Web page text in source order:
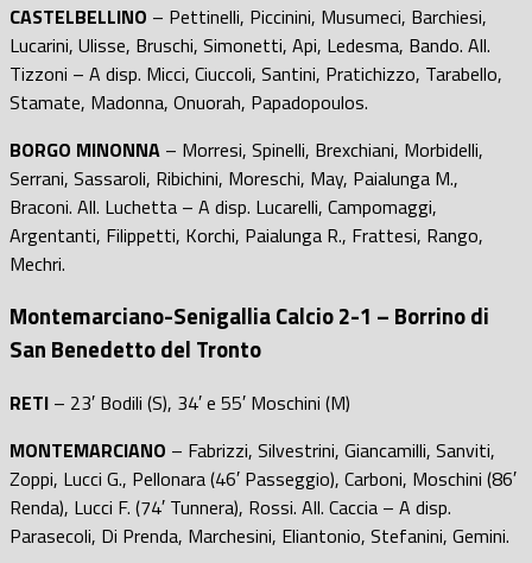
CASTELBELLINO – Pettinelli, Piccinini, Musumeci, Barchiesi,
Lucarini, Ulisse, Bruschi, Simonetti, Api, Ledesma, Bando. All.
Tizzoni – A disp. Micci, Ciuccoli, Santini, Pratichizzo, Tarabello,
Stamate, Madonna, Onuorah, Papadopoulos.
BORGO MINONNA – Morresi, Spinelli, Brexchiani, Morbidelli,
Serrani, Sassaroli, Ribichini, Moreschi, May, Paialunga M.,
Braconi. All. Luchetta – A disp. Lucarelli, Campomaggi,
Argentanti, Filippetti, Korchi, Paialunga R., Frattesi, Rango,
Mechri.
Montemarciano-Senigallia Calcio 2-1 – Borrino di
San Benedetto del Tronto
RETI – 23′ Bodili (S), 34′ e 55′ Moschini (M)
MONTEMARCIANO – Fabrizzi, Silvestrini, Giancamilli, Sanviti,
Zoppi, Lucci G., Pellonara (46′ Passeggio), Carboni, Moschini (86′
Renda), Lucci F. (74′ Tunnera), Rossi. All. Caccia – A disp.
Parasecoli, Di Prenda, Marchesini, Eliantonio, Stefanini, Gemini.